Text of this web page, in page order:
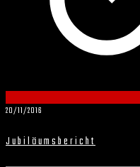
20/11/2016
Jubiläumsbericht